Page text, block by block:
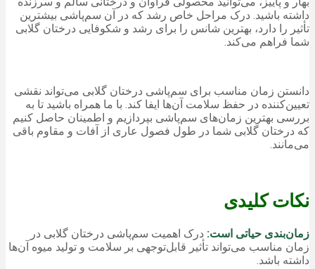
داشته باشید. درک مراحل خاص رشد که در آن سم‌پاشی بیشترین
تأثیر را دارد، بهترین شانس را برای رشد و شکوفایی درختان گلابی
شما فراهم می‌کند.
دانستن زمان مناسب برای سم‌پاشی درختان گلابی می‌تواند نقشی
تعیین‌کننده در حفظ سلامت آن‌ها ایفا کند. با ما همراه باشید تا به
بررسی بهترین زمان‌های سم‌پاشی بپردازیم و اطمینان حاصل کنیم
که درختان گلابی شما در طول فصول عاری از آفات و مقاوم باقی
می‌مانند.
نکات کلیدی
زمان‌بندی حیاتی است: درک اهمیت سم‌پاشی درختان گلابی در
زمان مناسب می‌تواند تأثیر قابل‌توجهی بر سلامت و تولید میوه آن‌ها
داشته باشد.